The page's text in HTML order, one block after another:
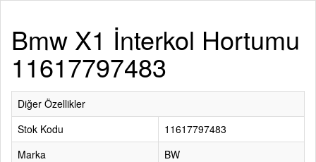
Bmw X1 İnterkol Hortumu
11617797483
Diğer Özellikler
Stok Kodu
11617797483
Marka
BW